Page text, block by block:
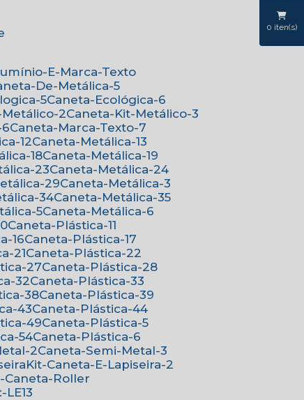
E-Marca-Texto
De-Metálica-5
5
Caneta-Ecológica-6
Metálico-2
Caneta-Kit-Metálico-3
Caneta-Marca-Texto-7
12
Caneta-Metálica-13
18
Caneta-Metálica-19
23
Caneta-Metálica-24
29
Caneta-Metálica-3
34
Caneta-Metálica-35
5
Caneta-Metálica-6
Caneta-Plástica-11
16
Caneta-Plástica-17
21
Caneta-Plástica-22
27
Caneta-Plástica-28
32
Caneta-Plástica-33
38
Caneta-Plástica-39
43
Caneta-Plástica-44
49
Caneta-Plástica-5
54
Caneta-Plástica-6
2
Caneta-Semi-Metal-3
Kit-Caneta-E-Lapiseira-2
Caneta-Roller
LE13
0 iten(s)